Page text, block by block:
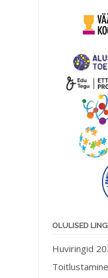
OLULISED
Huviringid
Toitlustamine